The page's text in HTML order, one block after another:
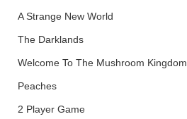
A Strange New World
The Darklands
Welcome To The Mushroom Kingdom
Peaches
2 Player Game